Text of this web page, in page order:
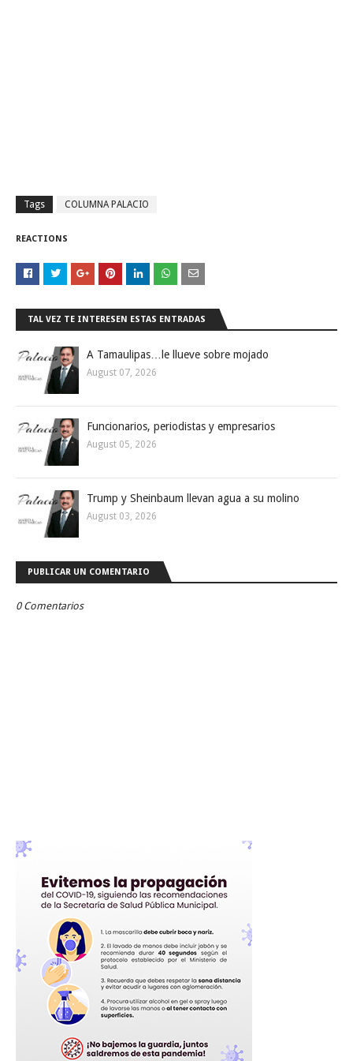
Tags COLUMNA PALACIO
REACTIONS
TAL VEZ TE INTERESEN ESTAS ENTRADAS
A Tamaulipas…le llueve sobre mojado
August 07, 2026
Funcionarios, periodistas y empresarios
August 05, 2026
Trump y Sheinbaum llevan agua a su molino
August 03, 2026
PUBLICAR UN COMENTARIO
0 Comentarios